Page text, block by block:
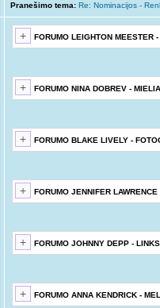
Pranešimo tema: Re: Nominacijos -
FORUMO LEIGHTON MEESTER
FORUMO NINA DOBREV -
FORUMO BLAKE LIVELY -
FORUMO JENNIFER
FORUMO JOHNNY DEPP -
FORUMO ANNA KENDRICK -